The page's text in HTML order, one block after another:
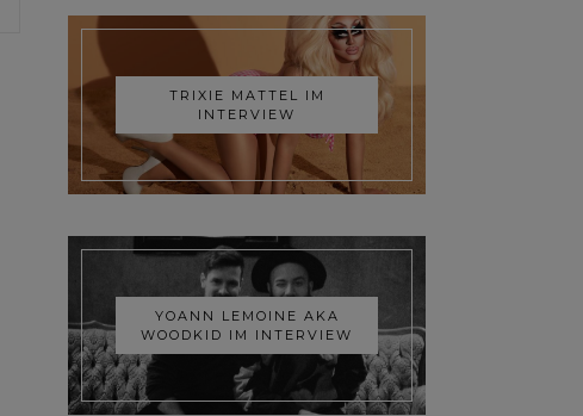
TRIXIE MATTEL IM
INTERVIEW
YOANN LEMOINE AKA
WOODKID IM INTERVIEW